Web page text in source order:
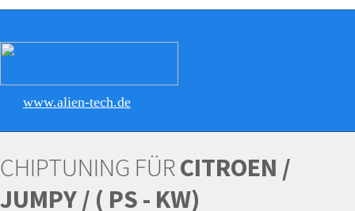
www.alien-tech.de
CHIPTUNING FÜRCITROEN /
JUMPY / ( PS - KW)